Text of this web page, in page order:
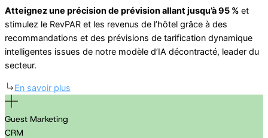
Atteignez une précision de prévision allant jusqu’à 95 % et
stimulez le RevPAR et les revenus de l’hôtel grâce à des
recommandations et des prévisions de tarification dynamique
intelligentes issues de notre modèle d’IA décontracté, leader du
secteur.
En savoir plus
Guest Marketing
CRM